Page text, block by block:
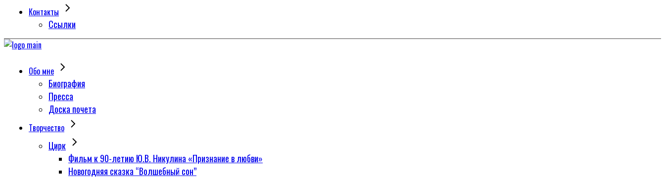
Контакты
Сcылки
Обо мне
Биография
Пресса
Доска почета
Творчество
Цирк
Фильм к 90-летию Ю.В. Никулина «Признание в любви»
Новогодняя сказка “Волшебный сон”